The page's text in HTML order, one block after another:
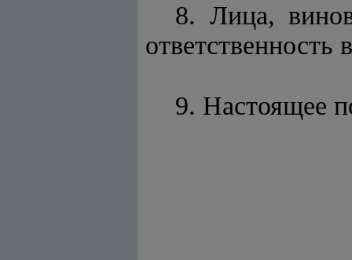
8. Лица,
ответственность
9. Настоящее